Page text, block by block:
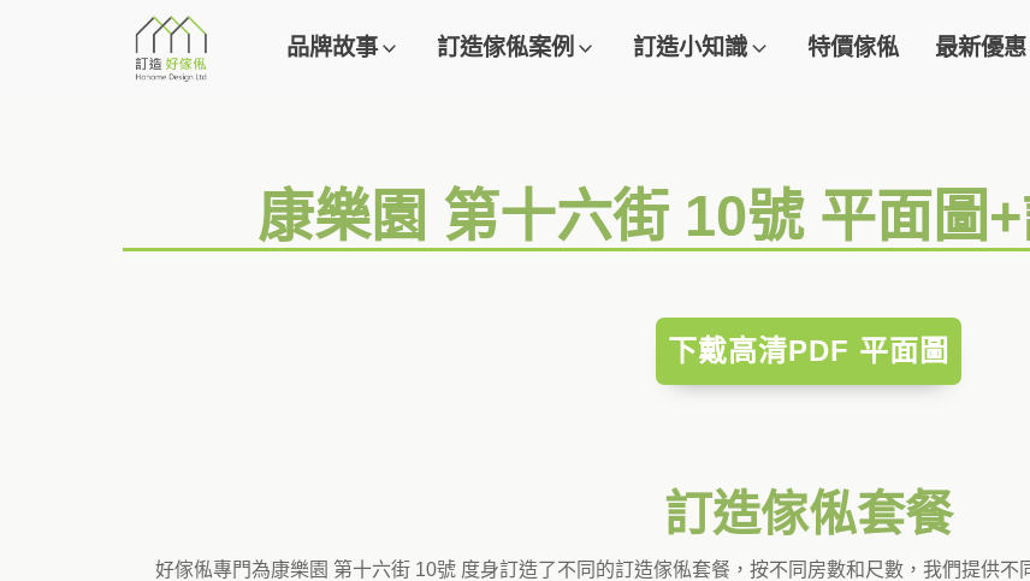
品牌故事 訂造傢俬案例 訂造小知識 特價傢俬 最新優惠
康樂園 第十六街 10號 平面圖
下戴高清PDF 平面圖
訂造傢俬套餐
好傢俬專門為康樂園 第十六街 10號 度身訂造了不同的訂造傢俬套餐，按不同房數和尺數，我們提供